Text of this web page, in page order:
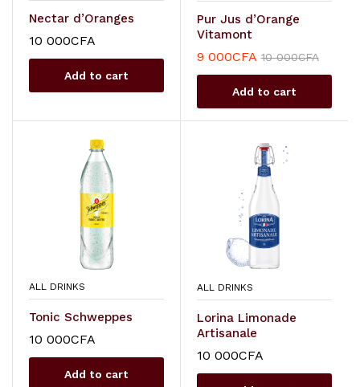
Nectar d’Oranges
10 000CFA
Add to cart
Pur Jus d’Orange
Vitamont
9 000CFA 10 000CFA
Add to cart
ALL DRINKS
Tonic Schweppes
10 000CFA
Add to cart
ALL DRINKS
Lorina Limonade
Artisanale
10 000CFA